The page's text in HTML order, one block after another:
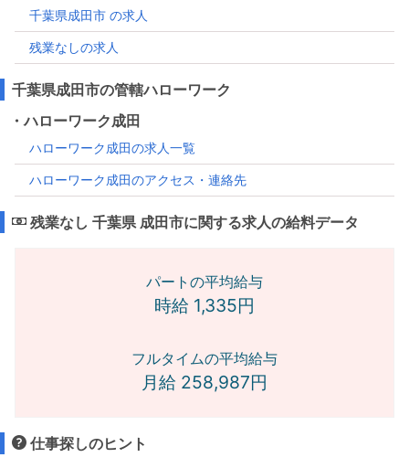
千葉県成田市 の求人
残業なしの求人
千葉県成田市の管轄ハローワーク
・ハローワーク成田
ハローワーク成田の求人一覧
ハローワーク成田のアクセス・連絡先
残業なし 千葉県 成田市に関する求人の給料データ
パートの平均給与
時給 1,335円
フルタイムの平均給与
月給 258,987円
仕事探しのヒント